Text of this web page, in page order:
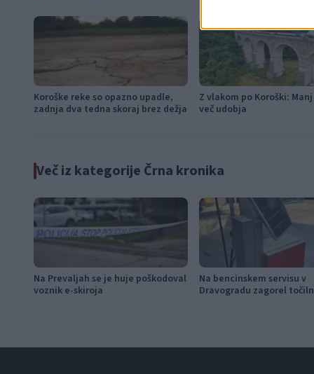
Koroške reke so opazno upadle,
zadnja dva tedna skoraj brez dežja
Z vlakom po Koroški:
več udobja
Več iz kategorije Črna kronika
Na Prevaljah se je huje poškodoval
voznik e-skiroja
Na bencinskem servisu v
Dravogradu zagorel